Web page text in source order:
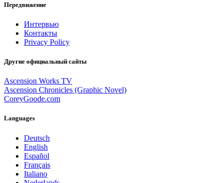
Передвижение
Интервью
Контакты
Privacy Policy
Другие официальный сайты
Ascension Works TV
Ascension Chronicles (Graphic Novel)
CoreyGoode.com
Languages
Deutsch
English
Español
Français
Italiano